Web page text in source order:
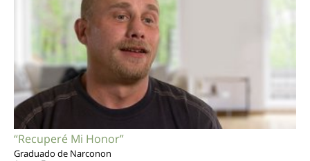
“Recuperé Mi Honor”
Graduado de Narconon